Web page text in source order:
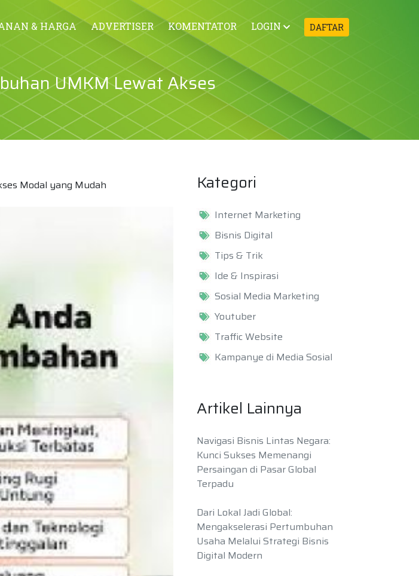
& HARGA ADVERTISER KOMENTATOR LOGIN DAFTAR
UMKM Lewat Akses
Modal yang Mudah Kategori
Internet Marketing
Bisnis Digital
Tips & Trik
Ide & Inspirasi
Sosial Media Marketing
Youtuber
Traffic Website
Kampanye di Media Sosial
Artikel Lainnya
Navigasi Bisnis Lintas Negara:
Kunci Sukses Memenangi
Persaingan di Pasar Global
Terpadu
Dari Lokal Jadi Global:
Mengakselerasi Pertumbuhan
Usaha Melalui Strategi Bisnis
Digital Modern